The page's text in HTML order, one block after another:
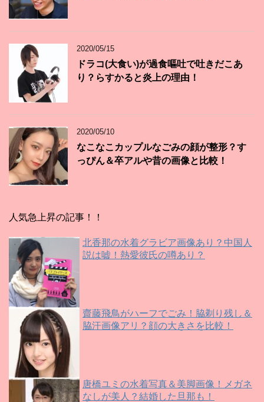
2020/05/15
ドラコ(大食い)が過食嘔吐で吐きだこあ
り？らすかると炎上の理由！
2020/05/10
なこなこカップルなごみの顔が整形？す
っぴん＆卒アルや昔の画像と比較！
人気急上昇の記事！！
北香那の水着グラビア画像あり？中国人
説は嘘！熱愛彼氏の噂あり？
齋藤飛鳥がハーフでごみ！脇剃り残し＆
脇汗画像アリ？顔の大きさを比較！
唐橋ユミの水着写真＆美脚画像！メガネ
なしが美人？結婚した旦那も！